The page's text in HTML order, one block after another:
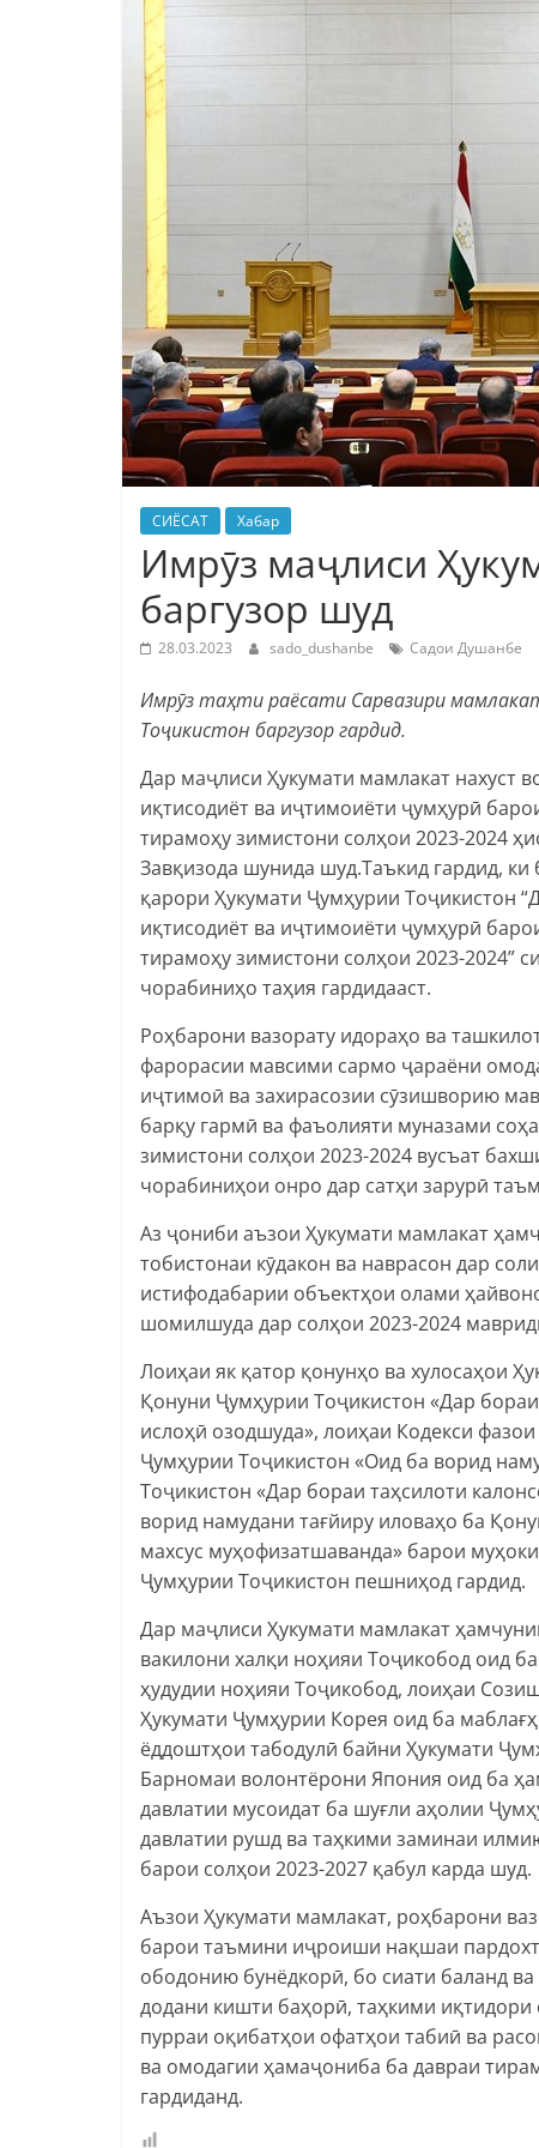
СИЁСАТ Хабар
Имрӯз маҷлиси
баргузор шуд
28.03.2023 sado_dushanbe Садои Душанбе
Имрӯз таҳти раёсати Сарвазири
Тоҷикистон баргузор гардид.
Дар маҷлиси Ҳукумати мамлакат нахуст
иқтисодиёт ва иҷтимоиёти ҷумҳурӣ
тирамоҳу зимистони солҳои 2023-2024
Завқизода шунида шуд.Таъкид гардид,
қарори Ҳукумати Ҷумҳурии Тоҷикистон
иқтисодиёт ва иҷтимоиёти ҷумҳурӣ
тирамоҳу зимистони солҳои 2023-2024”
чорабиниҳо таҳия гардидааст.
Роҳбарони вазорату идораҳо ва
фарорасии мавсими сармо ҷараёни
иҷтимоӣ ва захирасозии сӯзишворию
барқу гармӣ ва фаъолияти муназами
зимистони солҳои 2023-2024 вусъат
чорабиниҳои онро дар сатҳи зарурӣ
Аз ҷониби аъзои Ҳукумати мамлакат
тобистонаи кӯдакон ва наврасон дар
истифодабарии объектҳои олами
шомилшуда дар солҳои 2023-2024
Лоиҳаи як қатор қонунҳо ва хулосаҳои
Қонуни Ҷумҳурии Тоҷикистон «Дар
ислоҳӣ озодшуда», лоиҳаи Кодекси
Ҷумҳурии Тоҷикистон «Оид ба ворид
Тоҷикистон «Дар бораи таҳсилоти
ворид намудани тағйиру иловаҳо ба
махсус муҳофизатшаванда» барои
Ҷумҳурии Тоҷикистон пешниҳод гардид.
Дар маҷлиси Ҳукумати мамлакат
вакилони халқи ноҳияи Тоҷикобод оид
ҳудудии ноҳияи Тоҷикобод, лоиҳаи
Ҳукумати Ҷумҳурии Корея оид ба
ёддоштҳои табодулӣ байни Ҳукумати
Барномаи волонтёрони Япония оид ба
давлатии мусоидат ба шуғли аҳолии
давлатии рушд ва таҳкими заминаи
барои солҳои 2023-2027 қабул карда шуд.
Аъзои Ҳукумати мамлакат, роҳбарони
барои таъмини иҷроиши нақшаи
ободонию бунёдкорӣ, бо сиати баланд
додани кишти баҳорӣ, таҳкими
пурраи оқибатҳои офатҳои табиӣ ва
ва омодагии ҳамаҷониба ба давраи
гардиданд.